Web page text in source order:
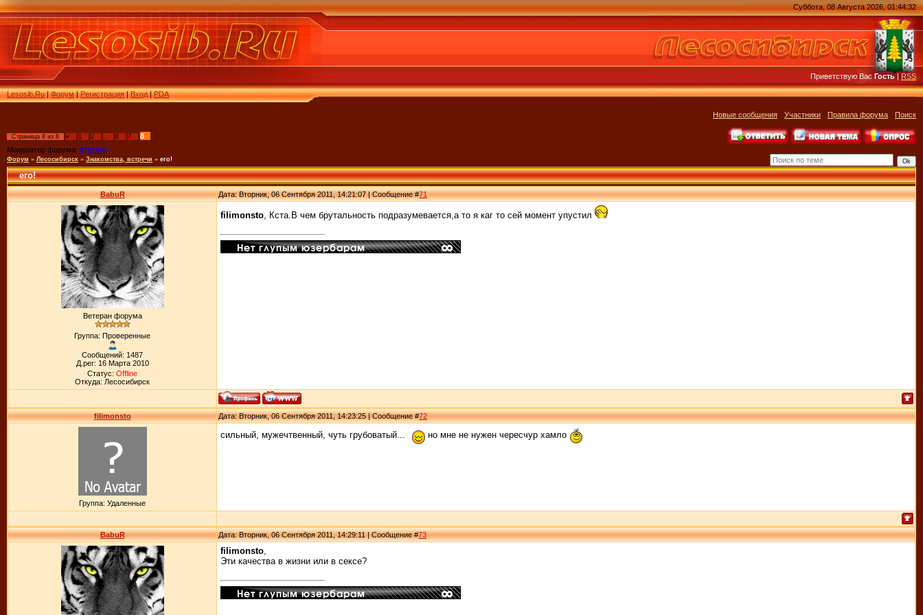
Lesosib.Ru|Форум|Регистрация|Вход|PDA
Суббота, 08 Августа 2026, 01:44:32
Приветствую ВасГость|RSS
Новые сообщения · Участники · Правила форума · Поиск
Страница 8 из 8 « 1 2 … 6 7
8
Модератор форума: STEFANI
Форум » Лесосибирск » Знакомства, встречи » его!
его!
BabuR Дата: Вторник, 06 Сентября 2011, 14:21:07 | Сообщение #71
Ветеран форума
Группа: Проверенные
Сообщений: 1487
Д.рег: 16 Марта 2010
Статус: Offline
Откуда: Лесосибирск
filimonsto, Кста.В чем брутальность подразумевается,а то я каг то сей момент упустил
filimonsto Дата: Вторник, 06 Сентября 2011, 14:23:25 | Сообщение #72
Группа: Удаленные
сильный, мужечтвенный, чуть грубоватый... но мне не нужен чересчур хамло
BabuR Дата: Вторник, 06 Сентября 2011, 14:29:11 | Сообщение #73
filimonsto,
Эти качества в жизни или в сексе?